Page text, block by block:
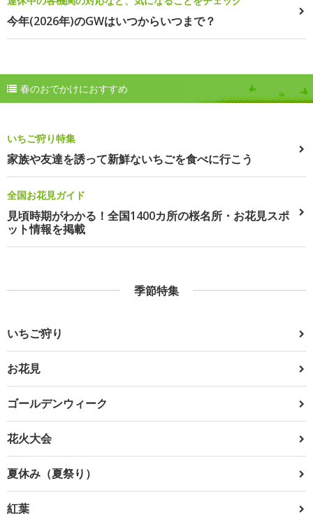
今年(2026年)のGWはいつからいつまで？
春のおでかけにおすすめ
いちご狩り特集
家族や友達を誘って新鮮ないちごを食べに行こう
全国お花見ガイド
見頃時期がわかる！全国1400カ所の桜名所・お花見スポ
ット情報を掲載
季節特集
いちご狩り
お花見
ゴールデンウィーク
花火大会
夏休み（夏祭り）
紅葉